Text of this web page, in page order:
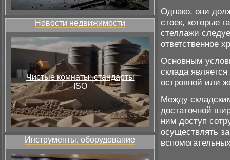
Новости недвижимости
Чистые комнаты: стандарты
ISO
Инструменты, оборудование
Однако, они
стоек, которые
стеллажи
ответственное
Основным
склада
островной или
Между
достаточной
ним доступ
осуществлять